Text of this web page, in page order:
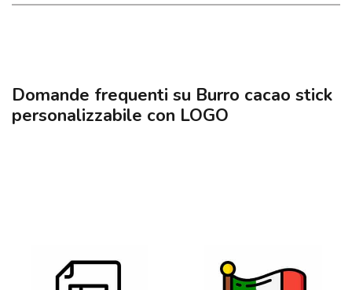
Domande frequenti su Burro cacao stick
personalizzabile con LOGO